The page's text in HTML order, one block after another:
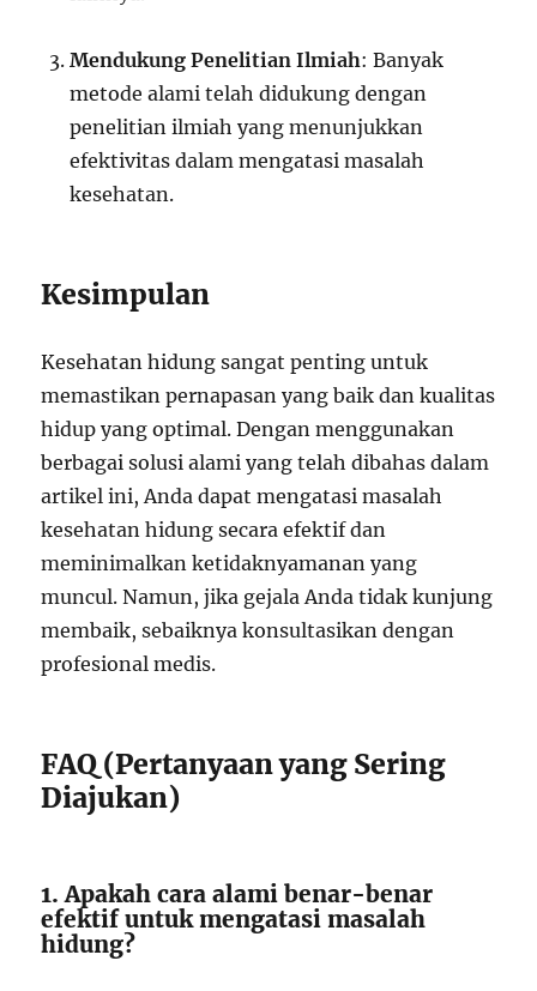
Mendukung Penelitian Ilmiah: Banyak
metode alami telah didukung dengan
penelitian ilmiah yang menunjukkan
efektivitas dalam mengatasi masalah
kesehatan.
Kesimpulan
Kesehatan hidung sangat penting untuk
memastikan pernapasan yang baik dan kualitas
hidup yang optimal. Dengan menggunakan
berbagai solusi alami yang telah dibahas dalam
artikel ini, Anda dapat mengatasi masalah
kesehatan hidung secara efektif dan
meminimalkan ketidaknyamanan yang
muncul. Namun, jika gejala Anda tidak kunjung
membaik, sebaiknya konsultasikan dengan
profesional medis.
FAQ (Pertanyaan yang Sering
Diajukan)
1. Apakah cara alami benar-benar
efektif untuk mengatasi masalah
hidung?